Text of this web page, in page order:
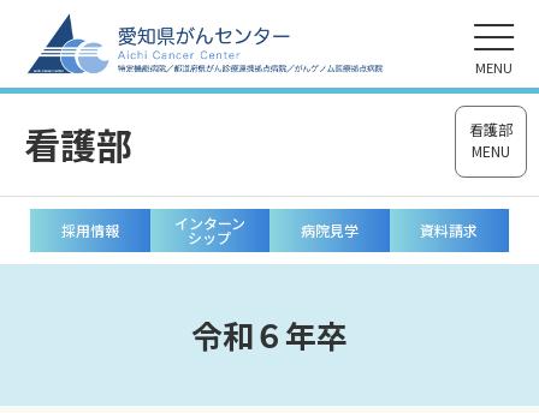
MENU
看護部
MENU
看護部
採用情報 インターン
シップ 病院見学 資料請求
令和６年卒